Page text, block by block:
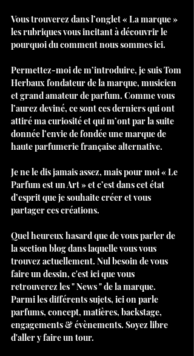
Vous trouverez dans l’onglet « La marque »
les rubriques vous incitant à découvrir le
pourquoi du comment nous sommes ici.
Permettez-moi de m’introduire, je suis Tom
Herbaux fondateur de la marque, musicien
et grand amateur de parfum. Comme vous
l’aurez deviné, ce sont ces derniers qui ont
attiré ma curiosité et qui m’ont par la suite
donnée l’envie de fondée une marque de
haute parfumerie française alternative.
Je ne le dis jamais assez, mais pour moi « Le
Parfum est un Art » et c’est dans cet état
d’esprit que je souhaite créer et vous
partager ces créations.
Quel heureux hasard que de vous parler de
la section blog dans laquelle vous vous
trouvez actuellement. Nul besoin de vous
faire un dessin, c'est ici que vous
retrouverez les " News " de la marque.
Parmi les différents sujets, ici on parle
parfums, concept, matières, backstage,
engagements & évènements. Soyez libre
d'aller y faire un tour.